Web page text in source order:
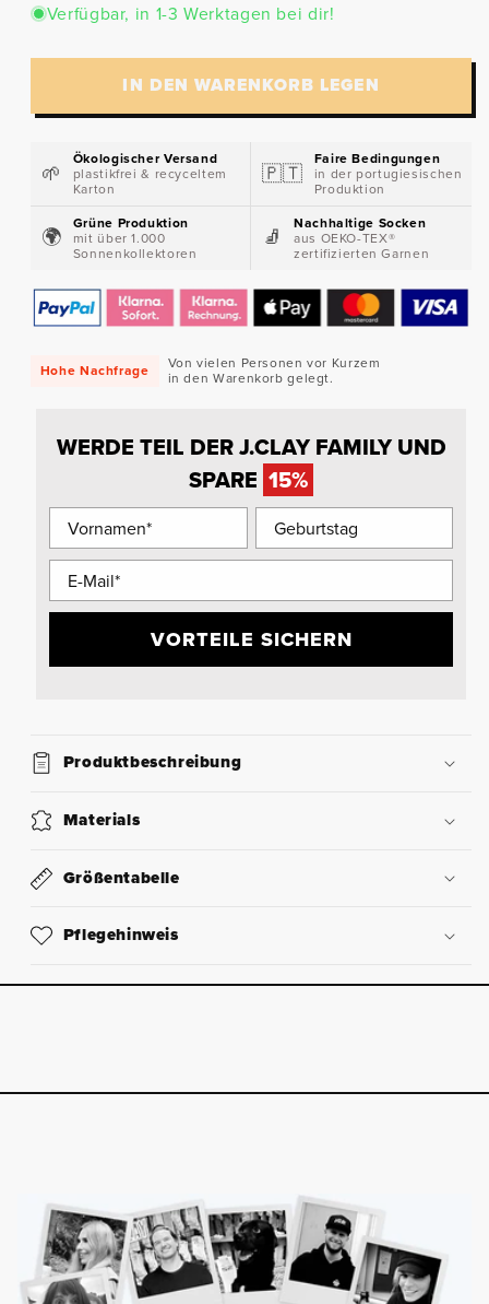
Verfügbar, in 1-3 Werktagen bei dir!
IN DEN WARENKORB LEGEN
🌱​
Ökologischer Versand
plastikfrei & recyceltem
Karton
🇵🇹​
Faire Bedingungen
in der portugiesischen
Produktion
🌍​
Grüne Produktion
mit über 1.000
Sonnenkollektoren
🧦​
Nachhaltige Socken
aus OEKO-TEX®
zertifizierten Garnen
Hohe Nachfrage Von vielen Personen vor Kurzem
in den Warenkorb gelegt.
WERDE TEIL DER J.CLAY FAMILY UND
SPARE 15%
VORTEILE SICHERN
Produktbeschreibung
Materials
Größentabelle
Pflegehinweis